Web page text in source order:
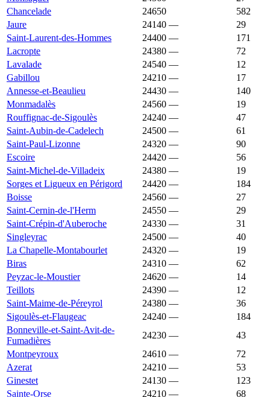
Chancelade
24650
582
Jaure
24140 —
29
Saint-Laurent-des-Hommes
24400 —
171
Lacropte
24380 —
72
Lavalade
24540 —
12
Gabillou
24210 —
17
Annesse-et-Beaulieu
24430 —
140
Monmadalès
24560 —
19
Rouffignac-de-Sigoulès
24240 —
47
Saint-Aubin-de-Cadelech
24500 —
61
Saint-Paul-Lizonne
24320 —
90
Escoire
24420 —
56
Saint-Michel-de-Villadeix
24380 —
19
Sorges et Ligueux en Périgord
24420 —
184
Boisse
24560 —
27
Saint-Cernin-de-l'Herm
24550 —
29
Saint-Crépin-d'Auberoche
24330 —
31
Singleyrac
24500 —
40
La Chapelle-Montabourlet
24320 —
19
Biras
24310 —
62
Peyzac-le-Moustier
24620 —
14
Teillots
24390 —
12
Saint-Maime-de-Péreyrol
24380 —
36
Sigoulès-et-Flaugeac
24240 —
184
Bonneville-et-Saint-Avit-de-
Fumadières
24230 —
43
Montpeyroux
24610 —
72
Azerat
24210 —
53
Ginestet
24130 —
123
Sainte-Orse
24210 —
68